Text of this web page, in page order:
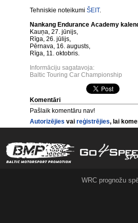
Tehniskie noteikumiŠEIT.
Nankang Endurance Academy
Kauņa, 27. jūnijs,
Rīga, 26. jūlijs,
Pērnava, 16. augusts,
Rīga, 11. oktobris.
Informāciju sagatavoja:
Baltic Touring Car Championship
Komentāri
Pašlaik komentāru nav!
Autorizējies vaireģistrējies, lai
WRC prognožu